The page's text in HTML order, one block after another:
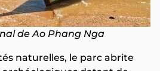
de Ao Phang Nga
naturelles, le parc abrite